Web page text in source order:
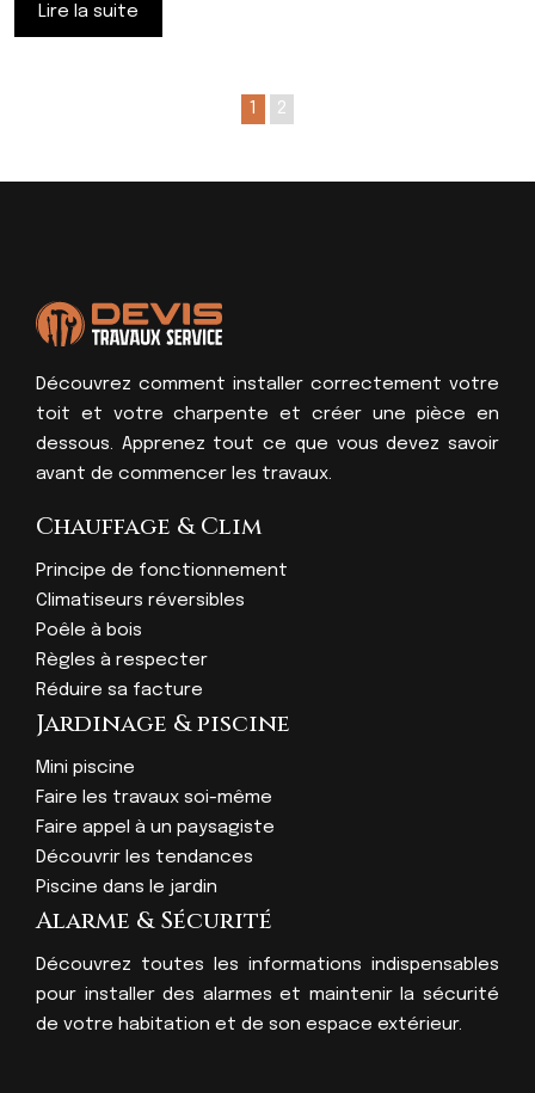
Lire la suite
1 2
Découvrez comment installer correctement votre
toit et votre charpente et créer une pièce en
dessous. Apprenez tout ce que vous devez savoir
avant de commencer les travaux.
Chauffage & Clim
Principe de fonctionnement
Climatiseurs réversibles
Poêle à bois
Règles à respecter
Réduire sa facture
Jardinage & piscine
Mini piscine
Faire les travaux soi-même
Faire appel à un paysagiste
Découvrir les tendances
Piscine dans le jardin
Alarme & Sécurité
Découvrez toutes les informations indispensables
pour installer des alarmes et maintenir la sécurité
de votre habitation et de son espace extérieur.